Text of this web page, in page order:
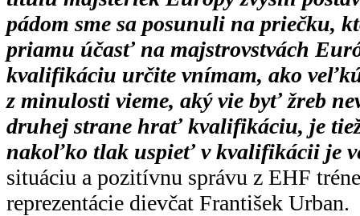
pádom sme sa posunuli na priečku,
priamu účasť na majstrovstvách
kvalifikáciu určite vnímam, ako
z minulosti vieme, aký vie byť žreb
druhej strane hrať kvalifikáciu, je
nakoľko tlak uspieť v kvalifikácii je
situáciu a pozitívnu správu z EHF
reprezentácie dievčat František Urban.